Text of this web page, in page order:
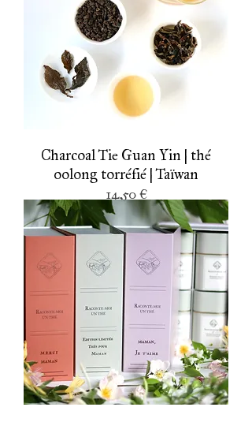
Charcoal Tie Guan Yin | thé
oolong torréfié | Taïwan
14,50 €